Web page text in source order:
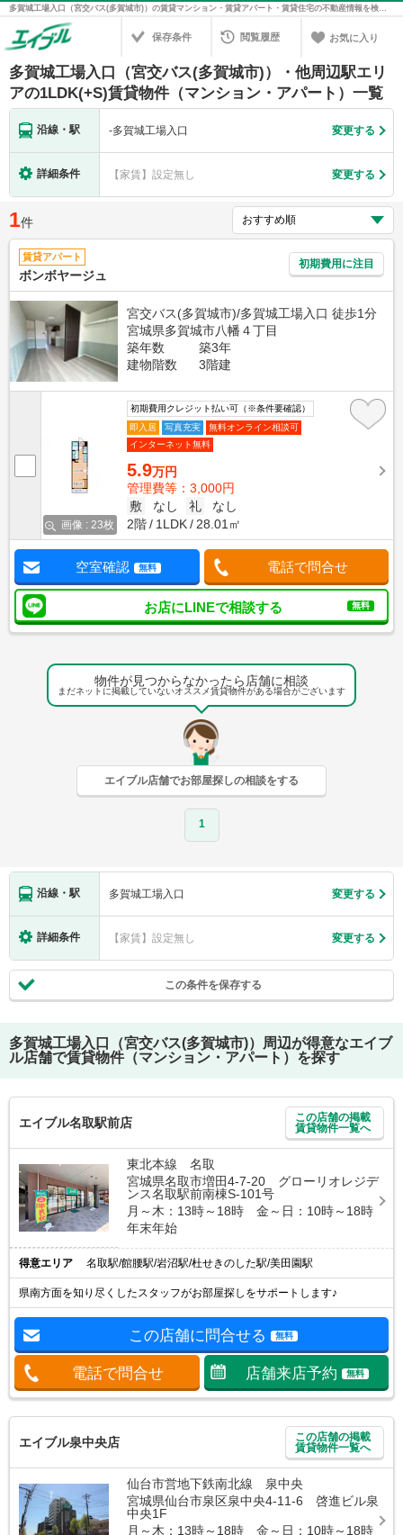
多賀城工場入口（宮交バス(多賀城市)）の賃貸マンション・賃貸アパート・賃貸住宅の不動産情報を検索！不動産賃貸の物件探しは、お部屋探しのエイブル
保存条件 閲覧履歴 お気に入り
多賀城工場入口（宮交バス(多賀城市)）・他周辺駅エリ
アの1LDK(+S)賃貸物件（マンション・アパート）一覧
沿線・駅 -多賀城工場入口 変更する
詳細条件 【家賃】設定無し 変更する
1件
賃貸アパート
ボンボヤージュ
初期費用に注目
宮交バス(多賀城市)/多賀城工場入口 徒歩1分
宮城県多賀城市八幡４丁目
築年数
築3年
建物階数
3階建
画像 : 23枚
初期費用クレジット払い可（※条件要確認）
即入居
写真充実
無料オンライン相談可
インターネット無料
5.9万円
管理費等：3,000円
敷
なし 礼
なし
2階
1LDK 28.01㎡
空室確認 無料 電話で問合せ
お店にLINEで相談する 無料
物件が見つからなかったら店舗に相談
まだネットに掲載していないオススメ賃貸物件がある場合がございます
エイブル店舗でお部屋探しの相談をする
1
沿線・駅 多賀城工場入口 変更する
詳細条件 【家賃】設定無し 変更する
この条件を保存する
多賀城工場入口（宮交バス(多賀城市)）
周辺が得意なエイブ
ル店舗で賃貸物件（マンション・アパート）を探す
エイブル名取駅前店
この店舗の掲載
賃貸物件一覧へ
東北本線 名取
宮城県名取市増田4-7-20 グローリオレジデ
ンス名取駅前南棟S-101号
月～木：13時～18時 金～日：10時～18時
年末年始
得意エリア 名取駅/館腰駅/岩沼駅/杜せきのした駅/美田園駅
県南方面を知り尽くしたスタッフがお部屋探しをサポートします♪
この店舗に問合せる 無料
電話で問合せ 店舗来店予約 無料
エイブル泉中央店
この店舗の掲載
賃貸物件一覧へ
仙台市営地下鉄南北線 泉中央
宮城県仙台市泉区泉中央4-11-6 啓進ビル泉
中央1F
月～木：13時～18時 金～日：10時～18時